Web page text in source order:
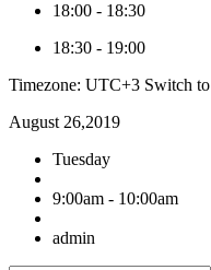
18:00 - 18:30
18:30 - 19:00
Timezone: UTC+3 Switch to
August 26,2019
Tuesday
9:00am - 10:00am
admin